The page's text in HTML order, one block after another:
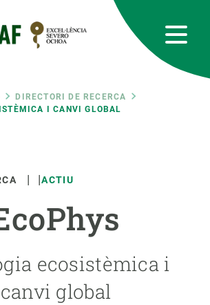
DIRECTORI DE RECERCA
I CANVI GLOBAL
ACTIU
ecosistèmica i
canvi global